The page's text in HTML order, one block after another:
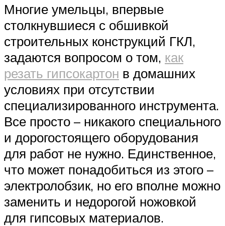
Многие умельцы, впервые
столкнувшиеся с обшивкой
строительных конструкций ГКЛ,
задаются вопросом о том, как
резать гипсокартон в домашних
условиях при отсутствии
специализированного инструмента.
Все просто – никакого специального
и дорогостоящего оборудования
для работ не нужно. Единственное,
что может понадобиться из этого –
электролобзик, но его вполне можно
заменить и недорогой ножовкой
для гипсовых материалов.